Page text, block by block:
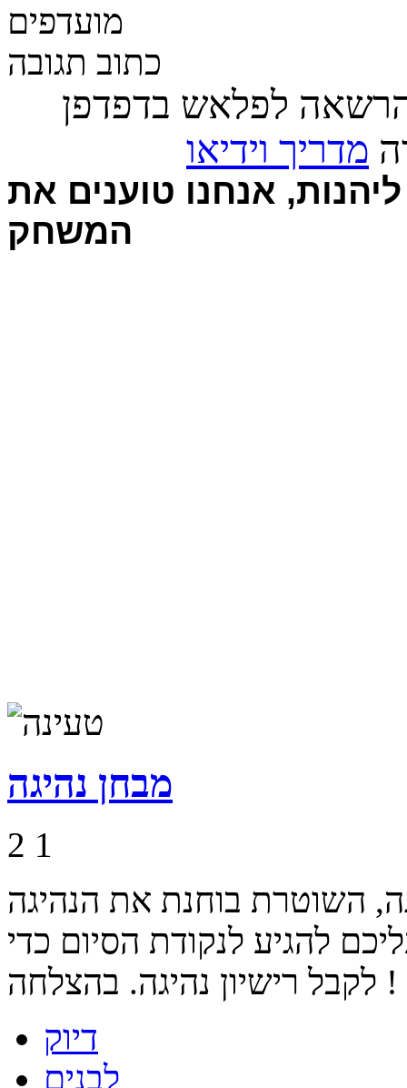
מועדפים
כתוב תגובה
לפלאש בדפדפן
מדריך וידיאו
אנחנו טוענים את
המשחק
מבחן נהיגה
2 1
השוטרת בוחנת את הנהיגה
להגיע לנקודת הסיום כדי
לקבל רישיון נהיגה. בהצלחה !
דיוק
לבנים